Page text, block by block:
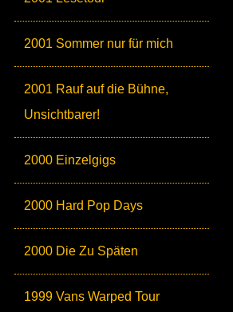
2001 Sommer nur für mich
2001 Rauf auf die Bühne,
Unsichtbarer!
2000 Einzelgigs
2000 Hard Pop Days
2000 Die Zu Späten
1999 Vans Warped Tour